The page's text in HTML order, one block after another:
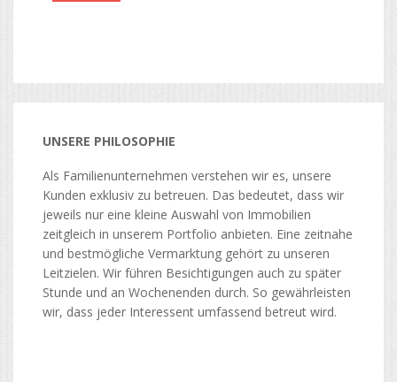
UNSERE PHILOSOPHIE
Als Familienunternehmen verstehen wir es, unsere
Kunden exklusiv zu betreuen. Das bedeutet, dass wir
jeweils nur eine kleine Auswahl von Immobilien
zeitgleich in unserem Portfolio anbieten. Eine zeitnahe
und bestmögliche Vermarktung gehört zu unseren
Leitzielen. Wir führen Besichtigungen auch zu später
Stunde und an Wochenenden durch. So gewährleisten
wir, dass jeder Interessent umfassend betreut wird.